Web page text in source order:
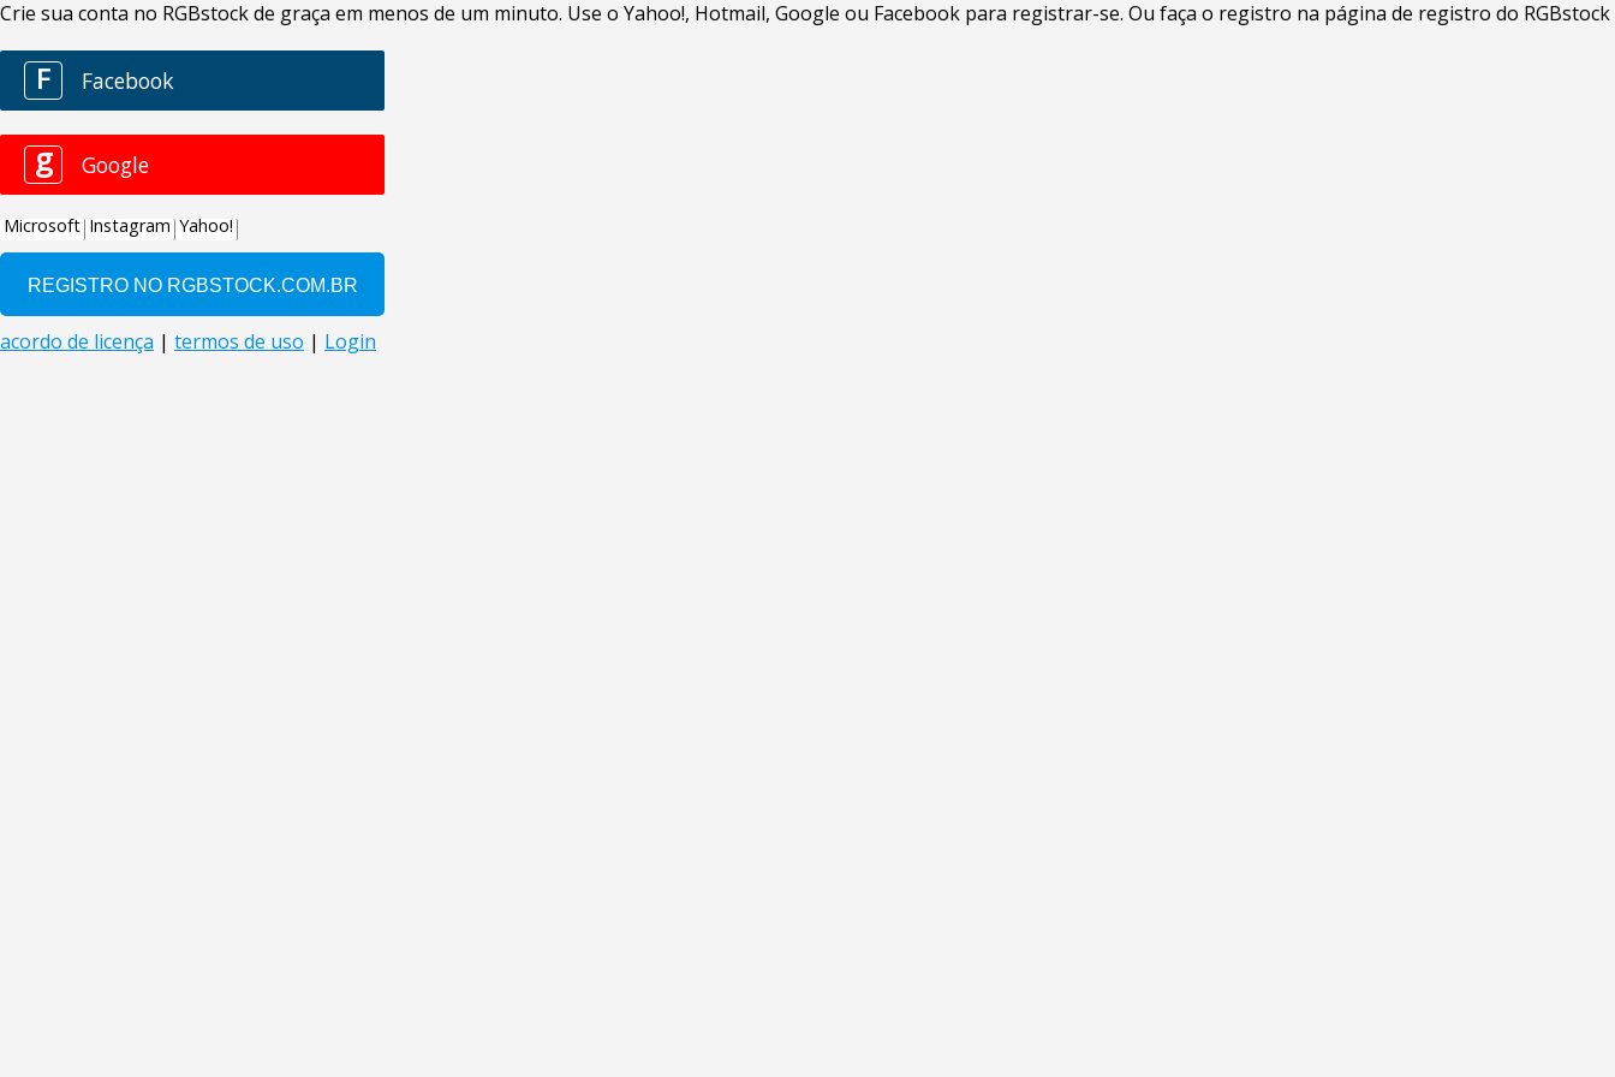
Crie sua conta no RGBstock de graça em menos de um minuto. Use o Yahoo!, Hotmail, Google ou Facebook para registrar-se. Ou faça o registro na página de registro do RGBstock
F Facebook
g Google
Microsoft Instagram Yahoo!
acordo de licença | termos de uso | Login